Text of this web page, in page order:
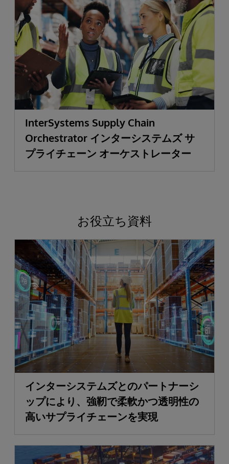
InterSystems Supply Chain
Orchestrator インターシステムズ サ
プライチェーン オーケストレーター
お役立ち資料
インターシステムズとのパートナーシ
ップにより、強靭で柔軟かつ透明性の
高いサプライチェーンを実現